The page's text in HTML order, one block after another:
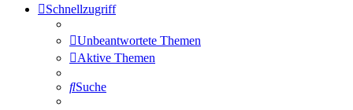
Schnellzugriff
Unbeantwortete Themen
Aktive Themen
Suche